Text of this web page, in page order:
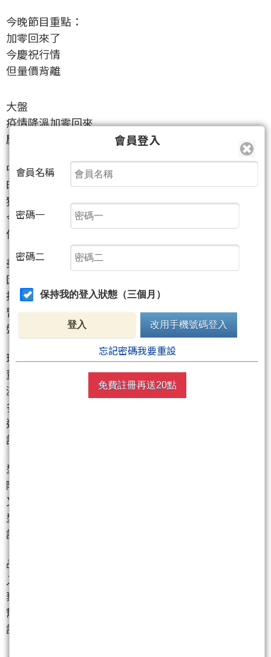
今晚節目重點：
加零回來了
今慶祝行情
但量價背離
大盤
疫情降溫加零回來
慶祝行情但量價背離
中航
昨天公開講有動作
獲利調節
今天果然漲多整理
但還是賺翻天了😄
美琪瑪
因當沖新制8/27上路
提前反應且漲多降溫
暫時盤整電動車依舊是
盤面主流股
環球晶中美晶
董事長公開喊話
激勵盤中股價漲停
多頭吹起反攻號角
還有高點嗎?
請節目就知道
型態戰法持續發威
除了聚積、漢磊等
又已鎖定最新三檔
型態轉強股
請速跟上老師獲利腳步
🎁🎁🎁
入會、真實績效
棄暗投明、帶機投靠
幫你酌量吸收不良會期
請在Line留言888
會員登入
會員名稱
密碼一
密碼二
保持我的登入狀態（三個月）
登入 改用手機號碼登入
忘記密碼我要重設
免費註冊再送20點